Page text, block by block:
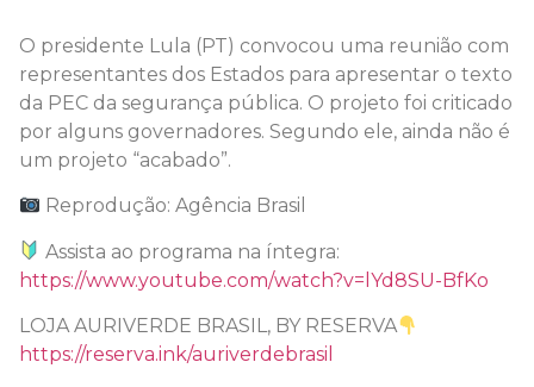
O presidente Lula (PT) convocou uma reunião com
representantes dos Estados para apresentar o texto
da PEC da segurança pública. O projeto foi criticado
por alguns governadores. Segundo ele, ainda não é
um projeto “acabado”.
Reprodução: Agência Brasil
Assista ao programa na íntegra:
https://www.youtube.com/watch?v=lYd8SU-BfKo
LOJA AURIVERDE BRASIL, BY RESERVA
https://reserva.ink/auriverdebrasil